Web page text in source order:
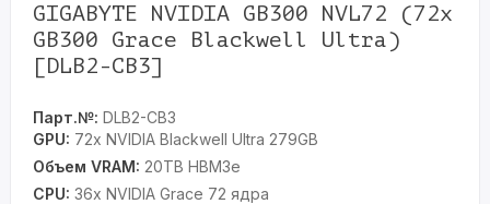
GIGABYTE NVIDIA GB300 NVL72 (72x
GB300 Grace Blackwell Ultra)
[DLB2-CB3]
Парт.№: DLB2-CB3
GPU: 72x NVIDIA Blackwell Ultra 279GB
Объем VRAM: 20TB HBM3e
CPU: 36x NVIDIA Grace 72 ядра